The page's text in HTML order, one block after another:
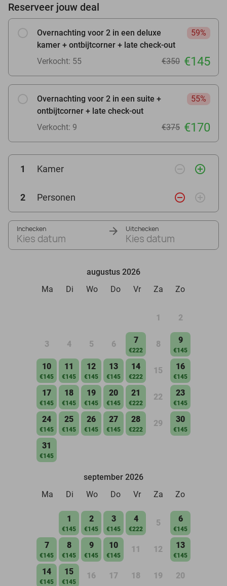
Reserveer jouw deal
Overnachting voor 2 in een deluxe
kamer + ontbijtcorner + late check-out
59%
Verkocht: 55 €350 €145
Overnachting voor 2 in een suite +
ontbijtcorner + late check-out
55%
Verkocht: 9 €375 €170
1 Kamer remove_circle_outline add_circle_outline
2 Personen remove_circle_outline add_circle_outline
Inchecken
Kies datum
Uitchecken
Kies datum
augustus 2026
Ma
Di Wo Do Vr Za Zo
1 2
3 4 5 6 7
€222
8 9
€145
10
€145
11
€145
12
€145
13
€145
14
€222
15 16
€145
17
€145
18
€145
19
€145
20
€145
21
€222
22 23
€145
24
€145
25
€145
26
€145
27
€145
28
€222
29 30
€145
31
€145
september 2026
Ma
Di Wo Do Vr Za Zo
1
€145
2
€145
3
€145
4
€222
5 6
€145
7
€145
8
€145
9
€145
10
€145
11 12 13
€145
14
€145
15
€145
16 17 18 19 20